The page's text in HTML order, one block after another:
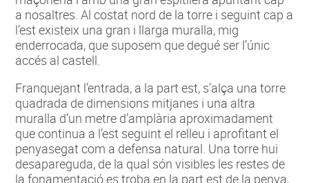
a nosaltres. Al costat nord de la torre i seguint cap a
l’est existeix una gran i llarga muralla, mig
enderrocada, que suposem que degué ser l’únic
accés al castell.
Franquejant l’entrada, a la part est, s’alça una torre
quadrada de dimensions mitjanes i una altra
muralla d’un metre d’amplària aproximadament
que continua a l’est seguint el relleu i aprofitant el
penyasegat com a defensa natural. Una torre hui
desapareguda, de la qual són visibles les restes de
la fonamentació es troba en la part est de la penya,